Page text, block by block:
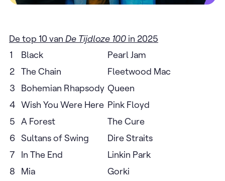
De top 10 van De Tijdloze 100 in 2025
1
Black
Pearl Jam
2 The Chain
Fleetwood Mac
3
Bohemian Rhapsody Queen
4 Wish You Were Here Pink Floyd
5 A Forest
The Cure
6 Sultans of Swing
Dire Straits
7
In The End
Linkin Park
8
Mia
Gorki